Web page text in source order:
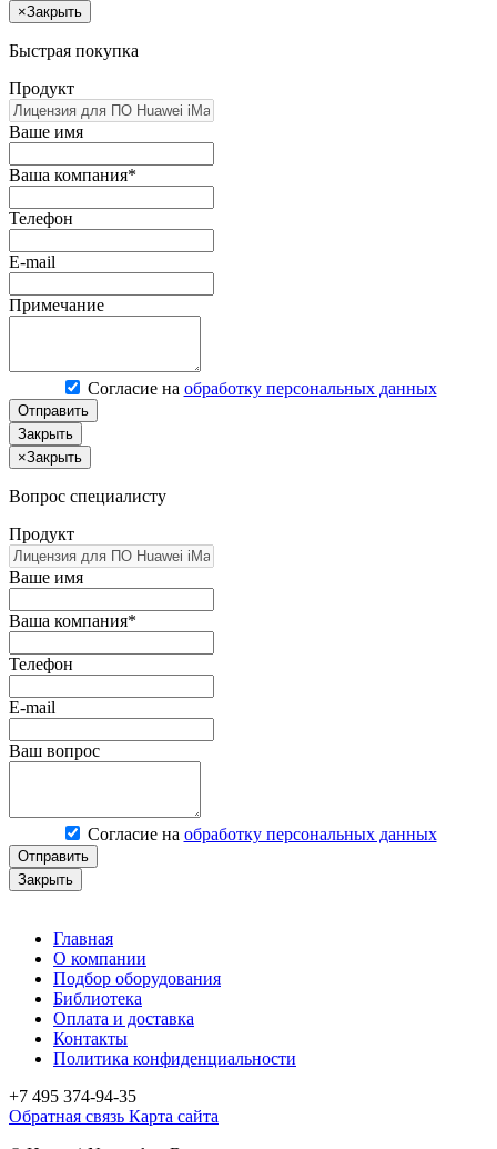
×Закрыть
Быстрая покупка
Продукт
Ваше имя
Ваша компания*
Телефон
E-mail
Примечание
Согласие на обработку персональных данных
Отправить
Закрыть
×Закрыть
Вопрос специалисту
Продукт
Ваше имя
Ваша компания*
Телефон
E-mail
Ваш вопрос
Согласие на обработку персональных данных
Отправить
Закрыть
Главная
О компании
Подбор оборудования
Библиотека
Оплата и доставка
Контакты
Политика конфиденциальности
+7 495 374-94-35
Обратная связь Карта сайта